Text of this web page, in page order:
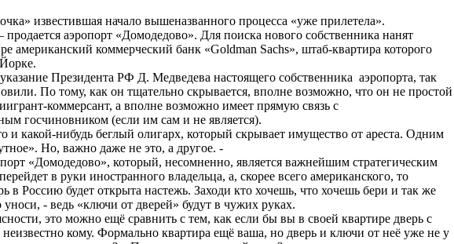
известившая начало вышеназванного процесса «уже прилетела».
аэропорт «Домодедово». Для поиска нового собственника нанят
американский коммерческий банк «Goldman Sachs», штаб-квартира которого
Президента РФ Д. Медведева настоящего собственника аэропорта, так
По тому, как он тщательно скрывается, вполне возможно, что он не простой
коммерсант, а вполне возможно имеет прямую связь с
госчиновником (если им сам и не является).
и какой-нибудь беглый олигарх, который скрывает имущество от ареста. Одним
Но, важно даже не это, а другое. -
«Домодедово», который, несомненно, является важнейшим стратегическим
в руки иностранного владельца, а, скорее всего американского, то
в Россию будет открыта настежь. Заходи кто хочешь, что хочешь бери и так же
уноси, - ведь «ключи от дверей» будут в чужих руках.
это можно ещё сравнить с тем, как если бы вы в своей квартире дверь с
кому. Формально квартира ещё ваша, но дверь и ключи от неё уже не у